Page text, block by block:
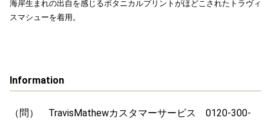
海岸生まれの出自を感じるボタニカルプリントがほどこされたトラヴィ
スマシューを着用。
Information
（問） TravisMathewカスタマーサービス 0120-300-